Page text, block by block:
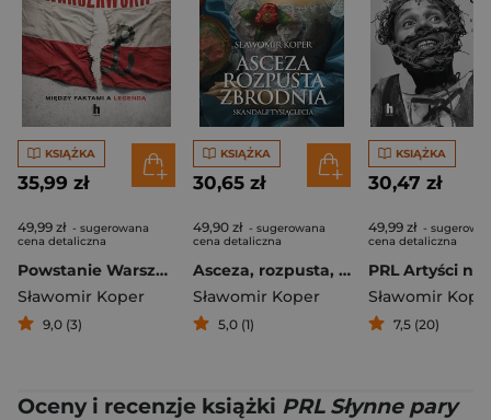
KSIĄŻKA
35,99 zł
49,99 zł - sugerowana
cena detaliczna
Powstanie Warszawskie. Między faktami a legendą
Sławomir Koper
9,0 (3)
KSIĄŻKA
30,65 zł
49,90 zł - sugerowana
cena detaliczna
Asceza, rozpusta, zbrodnia
Sławomir Koper
5,0 (1)
KSIĄŻKA
30,47 zł
49,99 zł -
cena detaliczna
Sławomir
7,5 (20)
Oceny i recenzje książki PRL Słynne pary